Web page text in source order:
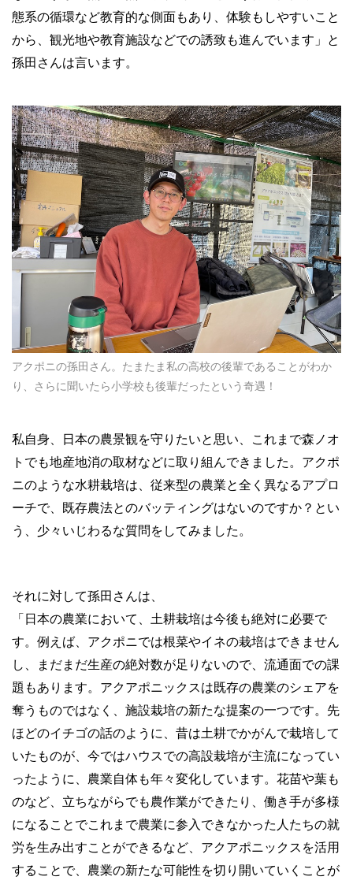
態系の循環など教育的な側面もあり、体験もしやすいこと
から、観光地や教育施設などでの誘致も進んでいます」と
孫田さんは言います。
アクポニの孫田さん。たまたま私の高校の後輩であることがわか
り、さらに聞いたら小学校も後輩だったという奇遇！
私自身、日本の農景観を守りたいと思い、これまで森ノオ
トでも地産地消の取材などに取り組んできました。アクポ
ニのような水耕栽培は、従来型の農業と全く異なるアプロ
ーチで、既存農法とのバッティングはないのですか？とい
う、少々いじわるな質問をしてみました。
それに対して孫田さんは、
「日本の農業において、土耕栽培は今後も絶対に必要で
す。例えば、アクポニでは根菜やイネの栽培はできません
し、まだまだ生産の絶対数が足りないので、流通面での課
題もあります。アクアポニックスは既存の農業のシェアを
奪うものではなく、施設栽培の新たな提案の一つです。先
ほどのイチゴの話のように、昔は土耕でかがんで栽培して
いたものが、今ではハウスでの高設栽培が主流になってい
ったように、農業自体も年々変化しています。花苗や葉も
のなど、立ちながらでも農作業ができたり、働き手が多様
になることでこれまで農業に参入できなかった人たちの就
労を生み出すことができるなど、アクアポニックスを活用
することで、農業の新たな可能性を切り開いていくことが